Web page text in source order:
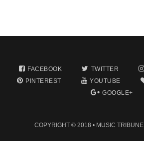
FACEBOOK TWITTER
PINTEREST
YOUTUBE
GOOGLE+
COPYRIGHT © 2018 • MUSIC TRIBUNE